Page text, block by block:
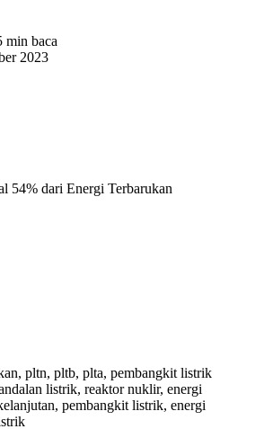
min baca
2023
54% dari Energi Terbarukan